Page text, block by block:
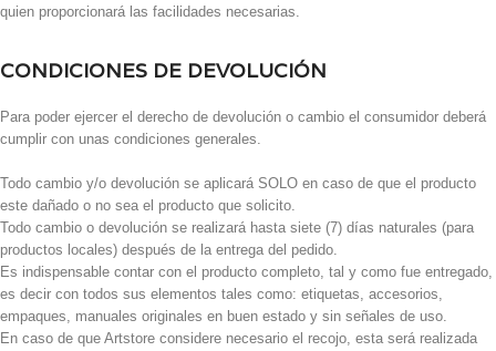
quien proporcionará las facilidades necesarias.
CONDICIONES DE DEVOLUCIÓN
Para poder ejercer el derecho de devolución o cambio el consumidor deberá
cumplir con unas condiciones generales.
Todo cambio y/o devolución se aplicará SOLO en caso de que el producto
este dañado o no sea el producto que solicito.
Todo cambio o devolución se realizará hasta siete (7) días naturales (para
productos locales) después de la entrega del pedido.
Es indispensable contar con el producto completo, tal y como fue entregado,
es decir con todos sus elementos tales como: etiquetas, accesorios,
empaques, manuales originales en buen estado y sin señales de uso.
En caso de que Artstore considere necesario el recojo, esta será realizada